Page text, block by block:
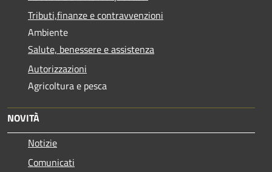
Tributi,finanze e contravvenzioni
Ambiente
Salute, benessere e assistenza
Autorizzazioni
Agricoltura e pesca
NOVITÀ
Notizie
Comunicati